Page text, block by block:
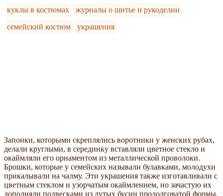
куклы в костюмах
журналы о шитье и рукоделии
семейский костюм
украшения
Запонки, которыми скреплялись воротники у женских рубах,
делали круглыми, в серединку вставляли цветное стекло и
окаймляли его орнаментом из металлической проволоки.
Брошки, которые у семейских называли булавками, молодухи
прикалывали на чалму. Эти украшения также изготавливали с
цветным стеклом и узорчатым окаймлением, но зачастую их
дополняли подвесками из дутых бусин продолговатой формы.